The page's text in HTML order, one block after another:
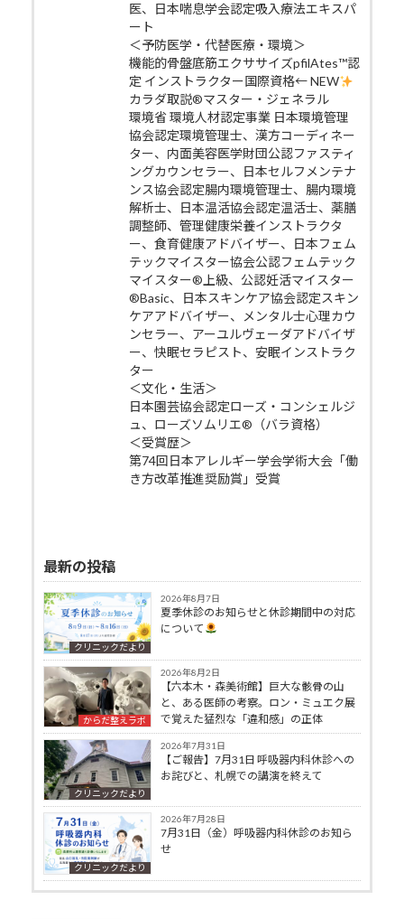
医、日本喘息学会認定吸入療法エキスパ
ート
＜予防医学・代替医療・環境＞
機能的骨盤底筋エクササイズpfilAtes™認
定 インストラクター国際資格← NEW
カラダ取説®マスター・ジェネラル
環境省 環境人材認定事業 日本環境管理
協会認定環境管理士、漢方コーディネー
ター、内面美容医学財団公認ファスティ
ングカウンセラー、日本セルフメンテナ
ンス協会認定腸内環境管理士、腸内環境
解析士、日本温活協会認定温活士、薬膳
調整師、管理健康栄養インストラクタ
ー、食育健康アドバイザー、日本フェム
テックマイスター協会公認フェムテック
マイスター®上級、公認妊活マイスター
®Basic、日本スキンケア協会認定スキン
ケアアドバイザー、メンタル士心理カウ
ンセラー、アーユルヴェーダアドバイザ
ー、快眠セラピスト、安眠インストラク
ター
＜文化・生活＞
日本園芸協会認定ローズ・コンシェルジ
ュ、ローズソムリエ®（バラ資格）
＜受賞歴＞
第74回日本アレルギー学会学術大会「働
き方改革推進奨励賞」受賞
最新の投稿
クリニックだより
2026年8月7日
夏季休診のお知らせと休診期間中の対応
について
からだ整えラボ
2026年8月2日
【六本木・森美術館】巨大な骸骨の山
と、ある医師の考察。ロン・ミュエク展
で覚えた猛烈な「違和感」の正体
クリニックだより
2026年7月31日
【ご報告】7月31日 呼吸器内科休診への
お詫びと、札幌での講演を終えて
クリニックだより
2026年7月28日
7月31日（金）呼吸器内科休診のお知ら
せ